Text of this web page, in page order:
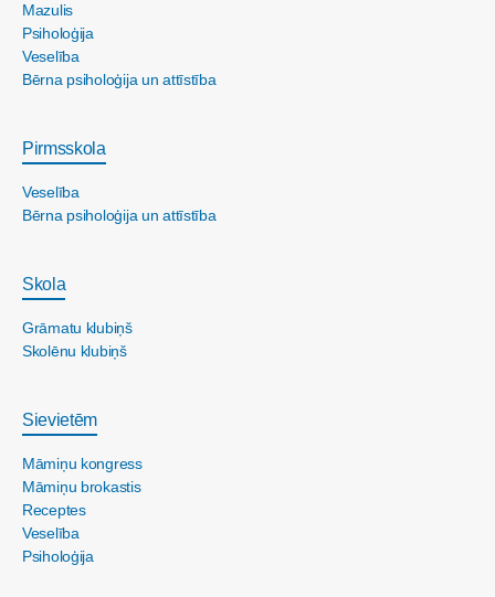
Mazulis
Psiholoģija
Veselība
Bērna psiholoģija un attīstība
Pirmsskola
Veselība
Bērna psiholoģija un attīstība
Skola
Grāmatu klubiņš
Skolēnu klubiņš
Sievietēm
Māmiņu kongress
Māmiņu brokastis
Receptes
Veselība
Psiholoģija